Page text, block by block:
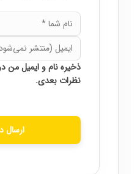
ذخیره نام و ایمیل من
نظرات بعدی.
ارسال